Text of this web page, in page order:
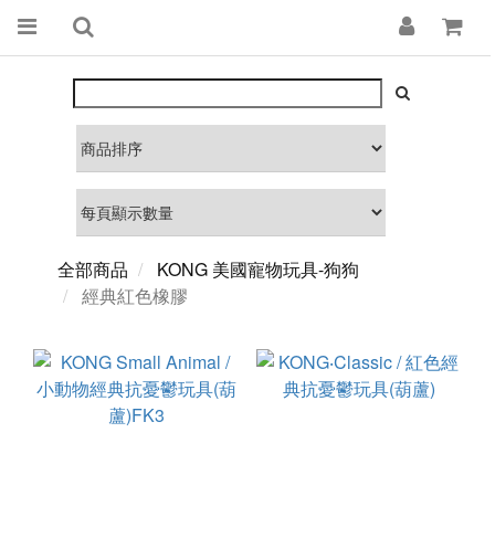
全部商品
KONG 美國寵物玩具-狗狗
經典紅色橡膠